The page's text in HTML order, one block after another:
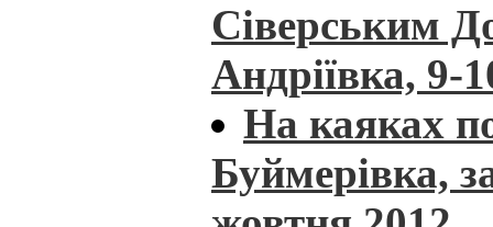
Сіверським
Андріївка, 9-
На каяках
Буймерівка,